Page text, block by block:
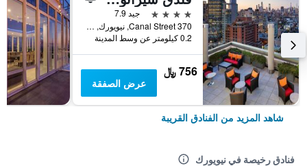
4 نجوم
جيد 7.9
370 Canal Street, نيويورك, NY, الولايات المتحدة الأميريكية
0.2 كيلومتر عن وسط المدينة
756 ﷼
عرض الصفقة
شاهد المزيد من الفنادق القريبة
فنادق رخيصة في نيويورك